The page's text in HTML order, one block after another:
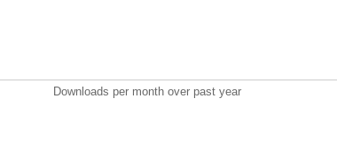
Downloads per month over past year